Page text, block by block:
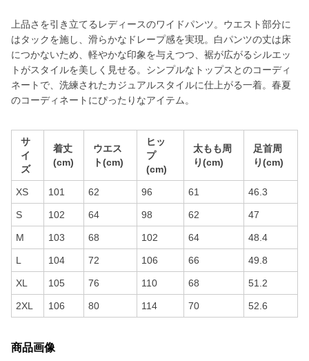
上品さを引き立てるレディースのワイドパンツ。ウエスト部分に
はタックを施し、滑らかなドレープ感を実現。白パンツの丈は床
につかないため、軽やかな印象を与えつつ、裾が広がるシルエッ
トがスタイルを美しく見せる。シンプルなトップスとのコーディ
ネートで、洗練されたカジュアルスタイルに仕上がる一着。春夏
のコーディネートにぴったりなアイテム。
サ
イ
ズ
着丈
(cm)
ウエス
ト(cm)
ヒッ
プ
(cm)
太もも周
り(cm)
足首周
り(cm)
XS 101 62 96 61 46.3
S 102 64 98 62 47
M 103 68 102 64 48.4
L 104 72 106 66 49.8
XL 105 76 110 68 51.2
2XL 106 80 114 70 52.6
商品画像